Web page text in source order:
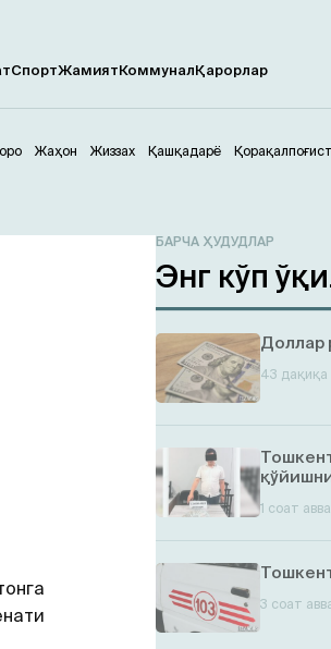
СпортЖамиятКоммуналҚарорлар
Жаҳон Жиззах Қашқадарё
БАРЧА ҲУДУДЛАР
Энг кўп
Доллар
43 дақиқа
1 соат
3 соат